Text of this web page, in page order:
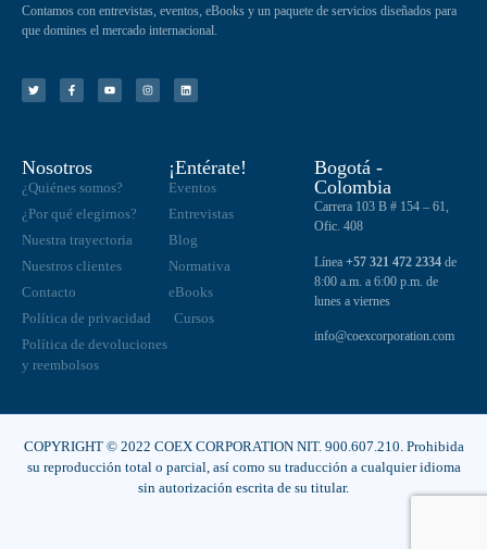
Contamos con entrevistas, eventos, eBooks y un paquete de servicios diseñados para
que domines el mercado internacional.
Nosotros
¿Quiénes somos?
¿Por qué elegirnos?
Nuestra trayectoria
Nuestros clientes
Contacto
Política de privacidad
Política de devoluciones
y reembolsos
¡Entérate!
Eventos
Entrevistas
Blog
Normativa
eBooks
Cursos
Bogotá -
Colombia
Carrera 103 B # 154 – 61,
Ofic. 408
Línea +57 321 472 2334de
8:00 a.m. a 6:00 p.m. de
lunes a viernes
info@coexcorporation.com
COPYRIGHT © 2022 COEX CORPORATION NIT. 900.607.210. Prohibida
su reproducción total o parcial, así como su traducción a cualquier idioma
sin autorización escrita de su titular.